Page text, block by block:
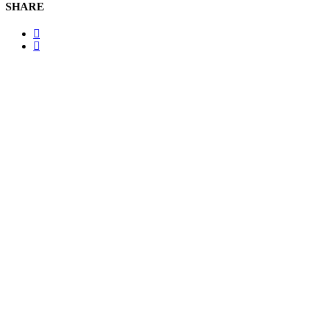
SHARE